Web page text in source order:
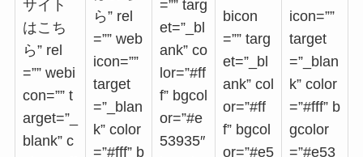
サイト
はこち
ら” rel
=”” webi
con=”” t
arget=”_
blank” c
ら” rel
=”” web
icon=””
target
=”_blan
k” color
=”#fff” b
=”” targ
et=”_bl
ank” co
lor=”#ff
f” bgcol
or=”#e
53935″
bicon
=”” targ
et=”_bl
ank” col
or=”#ff
f” bgcol
or=”#e5
icon=””
target
=”_blan
k” color
=”#fff” b
gcolor
=”#e53